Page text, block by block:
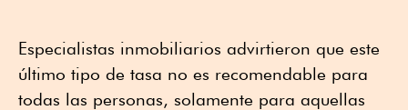
Especialistas inmobiliarios advirtieron que este
último tipo de tasa no es recomendable para
todas las personas, solamente para aquellas